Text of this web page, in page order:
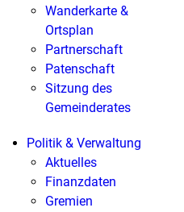
Wanderkarte &
Ortsplan
Partnerschaft
Patenschaft
Sitzung des
Gemeinderates
Politik & Verwaltung
Aktuelles
Finanzdaten
Gremien